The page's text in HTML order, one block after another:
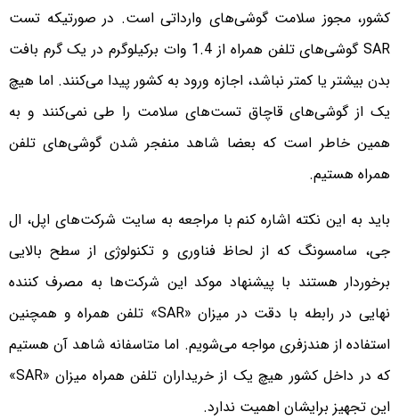
کشور، مجوز سلامت گوشی‌های وارداتی است. در صورتیکه تست
SAR گوشی‌های ‌تلفن همراه از 1.4 وات برکیلوگرم در یک گرم بافت
بدن‌ بیشتر یا کمتر نباشد، اجازه ورود به کشور پیدا می‌کنند. اما هیچ
یک از گوشی‌های قاچاق تست‌های سلامت را طی نمی‌کنند و به
همین خاطر است که بعضا شاهد منفجر شدن گوشی‌‌های تلفن
همراه هستیم.
باید به این نکته اشاره کنم با مراجعه به سایت‌ شرکت‌های اپل، ال
جی، سامسونگ که از لحاظ فناوری و تکنولوژی از سطح بالایی
برخوردار هستند با پیشنهاد موکد این شرکت‌ها به مصرف کننده
نهایی در رابطه با دقت در میزان «SAR» تلفن همراه و همچنین
استفاده از هندزفری مواجه می‌شویم. اما متاسفانه شاهد آن هستیم
که در داخل کشور هیچ یک از خریداران تلفن همراه میزان «SAR»
این تجهیز برایشان اهمیت ندارد.